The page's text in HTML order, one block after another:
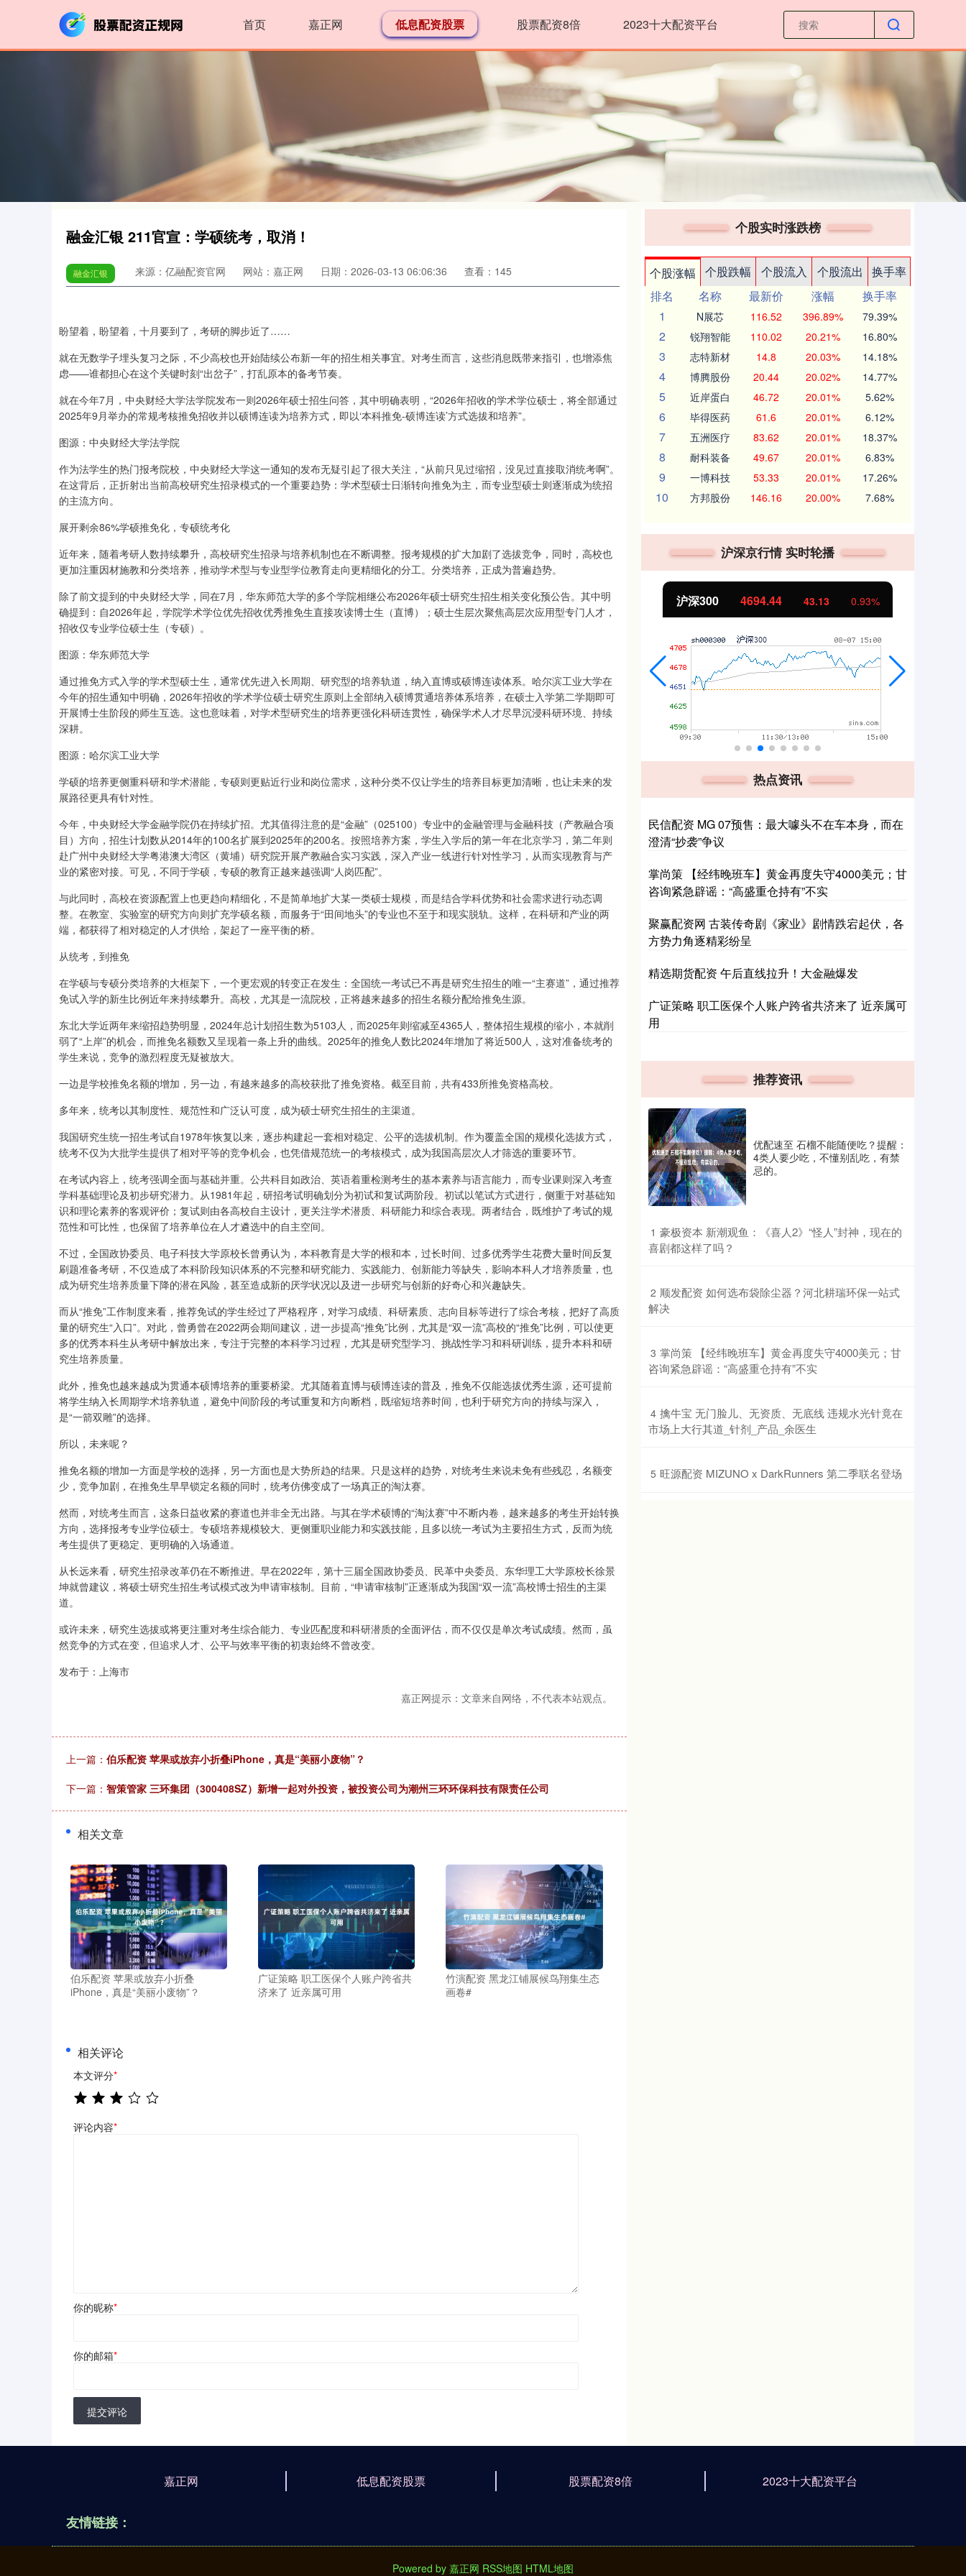
首页 嘉正网 低息配资股票 股票配资8倍 2023十大配资平台
融金汇银 211官宣：学硕统考，取消！
融金汇银 来源：亿融配资官网 网站：嘉正网 日期：2026-03-13 06:06:36 查看：145
盼望着，盼望着，十月要到了，考研的脚步近了……
就在无数学子埋头复习之际，不少高校也开始陆续公布新一年的招生相关事宜。对考生而言，这些消息既带来指引，也增添焦
虑——谁都担心在这个关键时刻“出岔子”，打乱原本的备考节奏。
就在今年7月，中央财经大学法学院发布一则2026年硕士招生问答，其中明确表明，“2026年招收的学术学位硕士，将全部通过
2025年9月举办的常规考核推免招收并以硕博连读为培养方式，即以‘本科推免-硕博连读’方式选拔和培养”。
图源：中央财经大学法学院
作为法学生的热门报考院校，中央财经大学这一通知的发布无疑引起了很大关注，“从前只见过缩招，没见过直接取消统考啊”。
在这背后，正折射出当前高校研究生招录模式的一个重要趋势：学术型硕士日渐转向推免为主，而专业型硕士则逐渐成为统招
的主流方向。
展开剩余86%学硕推免化，专硕统考化
近年来，随着考研人数持续攀升，高校研究生招录与培养机制也在不断调整。报考规模的扩大加剧了选拔竞争，同时，高校也
更加注重因材施教和分类培养，推动学术型与专业型学位教育走向更精细化的分工。分类培养，正成为普遍趋势。
除了前文提到的中央财经大学，同在7月，华东师范大学的多个学院相继公布2026年硕士研究生招生相关变化预公告。其中明
确提到：自2026年起，学院学术学位优先招收优秀推免生直接攻读博士生（直博）；硕士生层次聚焦高层次应用型专门人才，
招收仅专业学位硕士生（专硕）。
图源：华东师范大学
通过推免方式入学的学术型硕士生，通常优先进入长周期、研究型的培养轨道，纳入直博或硕博连读体系。哈尔滨工业大学在
今年的招生通知中明确，2026年招收的学术学位硕士研究生原则上全部纳入硕博贯通培养体系培养，在硕士入学第二学期即可
开展博士生阶段的师生互选。这也意味着，对学术型研究生的培养更强化科研连贯性，确保学术人才尽早沉浸科研环境、持续
深耕。
图源：哈尔滨工业大学
学硕的培养更侧重科研和学术潜能，专硕则更贴近行业和岗位需求，这种分类不仅让学生的培养目标更加清晰，也让未来的发
展路径更具有针对性。
今年，中央财经大学金融学院仍在持续扩招。尤其值得注意的是“金融”（025100）专业中的金融管理与金融科技（产教融合项
目）方向，招生计划数从2014年的100名扩展到2025年的200名。按照培养方案，学生入学后的第一年在北京学习，第二年则
赴广州中央财经大学粤港澳大湾区（黄埔）研究院开展产教融合实习实践，深入产业一线进行针对性学习，从而实现教育与产
业的紧密对接。可见，不同于学硕，专硕的教育正越来越强调“人岗匹配”。
与此同时，高校在资源配置上也更趋向精细化，不是简单地扩大某一类硕士规模，而是结合学科优势和社会需求进行动态调
整。在教室、实验室的研究方向则扩充学硕名额，而服务于“田间地头”的专业也不至于和现实脱轨。这样，在科研和产业的两
端，都获得了相对稳定的人才供给，架起了一座平衡的桥。
从统考，到推免
在学硕与专硕分类培养的大框架下，一个更宏观的转变正在发生：全国统一考试已不再是研究生招生的唯一“主赛道”，通过推荐
免试入学的新生比例近年来持续攀升。高校，尤其是一流院校，正将越来越多的招生名额分配给推免生源。
东北大学近两年来缩招趋势明显，2024年总计划招生数为5103人，而2025年则缩减至4365人，整体招生规模的缩小，本就削
弱了“上岸”的机会，而推免名额数又呈现着一条上升的曲线。2025年的推免人数比2024年增加了将近500人，这对准备统考的
学生来说，竞争的激烈程度无疑被放大。
一边是学校推免名额的增加，另一边，有越来越多的高校获批了推免资格。截至目前，共有433所推免资格高校。
多年来，统考以其制度性、规范性和广泛认可度，成为硕士研究生招生的主渠道。
我国研究生统一招生考试自1978年恢复以来，逐步构建起一套相对稳定、公平的选拔机制。作为覆盖全国的规模化选拔方式，
统考不仅为大批学生提供了相对平等的竞争机会，也凭借规范统一的考核模式，成为我国高层次人才筛选的重要环节。
在考试内容上，统考强调全面与基础并重。公共科目如政治、英语着重检测考生的基本素养与语言能力，而专业课则深入考查
学科基础理论及初步研究潜力。从1981年起，研招考试明确划分为初试和复试两阶段。初试以笔试方式进行，侧重于对基础知
识和理论素养的客观评价；复试则由各高校自主设计，更关注学术潜质、科研能力和综合表现。两者结合，既维护了考试的规
范性和可比性，也保留了培养单位在人才遴选中的自主空间。
不过，全国政协委员、电子科技大学原校长曾勇认为，本科教育是大学的根和本，过长时间、过多优秀学生花费大量时间反复
刷题准备考研，不仅造成了本科阶段知识体系的不完整和研究能力、实践能力、创新能力等缺失，影响本科人才培养质量，也
成为研究生培养质量下降的潜在风险，甚至造成新的厌学状况以及进一步研究与创新的好奇心和兴趣缺失。
而从“推免”工作制度来看，推荐免试的学生经过了严格程序，对学习成绩、科研素质、志向目标等进行了综合考核，把好了高质
量的研究生“入口”。对此，曾勇曾在2022两会期间建议，进一步提高“推免”比例，尤其是“双一流”高校的“推免”比例，可以使更
多的优秀本科生从考研中解放出来，专注于完整的本科学习过程，尤其是研究型学习、挑战性学习和科研训练，提升本科和研
究生培养质量。
此外，推免也越来越成为贯通本硕博培养的重要桥梁。尤其随着直博与硕博连读的普及，推免不仅能选拔优秀生源，还可提前
将学生纳入长周期学术培养轨道，避免中间阶段的考试重复和方向断档，既缩短培养时间，也利于研究方向的持续与深入，
是“一箭双雕”的选择。
所以，未来呢？
推免名额的增加一方面是学校的选择，另一方面也是大势所趋的结果。只是这样的趋势，对统考生来说未免有些残忍，名额变
少，竞争加剧，在推免生早早锁定名额的同时，统考仿佛变成了一场真正的淘汰赛。
然而，对统考生而言，这条日益收紧的赛道也并非全无出路。与其在学术硕博的“淘汰赛”中不断内卷，越来越多的考生开始转换
方向，选择报考专业学位硕士。专硕培养规模较大、更侧重职业能力和实践技能，且多以统一考试为主要招生方式，反而为统
考生提供了更稳定、更明确的入场通道。
从长远来看，研究生招录改革仍在不断推进。早在2022年，第十三届全国政协委员、民革中央委员、东华理工大学原校长徐景
坤就曾建议，将硕士研究生招生考试模式改为申请审核制。目前，“申请审核制”正逐渐成为我国“双一流”高校博士招生的主渠
道。
或许未来，研究生选拔或将更注重对考生综合能力、专业匹配度和科研潜质的全面评估，而不仅仅是单次考试成绩。然而，虽
然竞争的方式在变，但追求人才、公平与效率平衡的初衷始终不曾改变。
发布于：上海市
嘉正网提示：文章来自网络，不代表本站观点。
上一篇： 伯乐配资 苹果或放弃小折叠iPhone，真是“美丽小废物”？
下一篇： 智策管家 三环集团（300408SZ）新增一起对外投资，被投资公司为潮州三环环保科技有限责任公司
相关文章
伯乐配资 苹果或放弃小折叠
iPhone，真是“美丽小废物”？
广证策略 职工医保个人账户跨省共
济来了 近亲属可用
竹演配资 黑龙江铺展候鸟翔集生态
画卷#
相关评论
本文评分*
评论内容*
你的昵称*
你的邮箱*
提交评论
个股实时涨跌榜
个股涨幅 个股跌幅 个股流入 个股流出
换手率
排名
名称 最新价 涨幅
换手率
1
N展芯 116.52 396.89% 79.39%
2 锐翔智能 110.02 20.21% 16.80%
3 志特新材 14.8 20.03% 14.18%
4 博腾股份 20.44 20.02% 14.77%
5 近岸蛋白 46.72 20.01% 5.62%
6 毕得医药 61.6 20.01% 6.12%
7 五洲医疗 83.62 20.01% 18.37%
8 耐科装备 49.67 20.01% 6.83%
9 一博科技 53.33 20.01% 17.26%
10 方邦股份 146.16 20.00% 7.68%
沪深京行情 实时轮播
1.02% 深证成指 14311.01 200.89 1.42% 沪深300 4694.44 43.13 0.93% 北证50 1134.24 11.37 1.01%
热点资讯
民信配资 MG 07预售：最大噱头不在车本身，而在
澄清“抄袭”争议
掌尚策 【经纬晚班车】黄金再度失守4000美元；甘
咨询紧急辟谣：“高盛重仓持有”不实
聚赢配资网 古装传奇剧《家业》剧情跌宕起伏，各
方势力角逐精彩纷呈
精选期货配资 午后直线拉升！大金融爆发
广证策略 职工医保个人账户跨省共济来了 近亲属可
用
推荐资讯
优配速至 石榴不能随便吃？提醒：
4类人要少吃，不懂别乱吃，有禁
忌的。
1 ​豪极资本 新潮观鱼：《喜人2》“怪人”封神，现在的
喜剧都这样了吗？
2 ​顺发配资 如何选布袋除尘器？河北耕瑞环保一站式
解决
3 ​掌尚策 【经纬晚班车】黄金再度失守4000美元；甘
咨询紧急辟谣：“高盛重仓持有”不实
4 ​擒牛宝 无门脸儿、无资质、无底线 违规水光针竟在
市场上大行其道_针剂_产品_余医生
5 ​旺源配资 MIZUNO x DarkRunners 第二季联名登场
嘉正网 低息配资股票 股票配资8倍 2023十大配资平台
友情链接：
Powered by 嘉正网 RSS地图 HTML地图